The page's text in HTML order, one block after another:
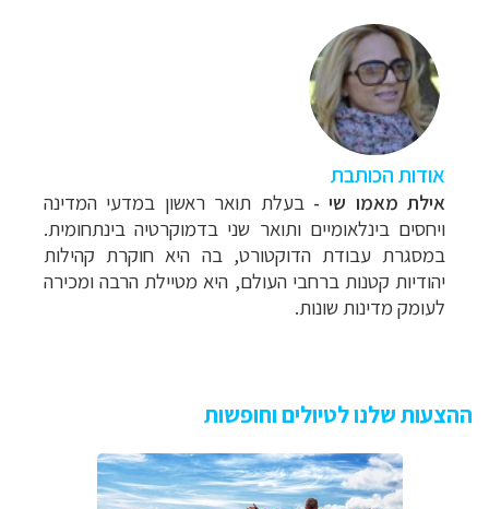
אודות הכותבת
אילת מאמו שי -בעלת תואר ראשון במדעי המדינה
ויחסים בינלאומיים ותואר שני בדמוקרטיה בינתחומית.
במסגרת עבודת הדוקטורט, בה היא חוקרת קהילות
יהודיות קטנות ברחבי העולם, היא מטיילת הרבה ומכירה
לעומק מדינות שונות.
ההצעות שלנו לטיולים וחופשות